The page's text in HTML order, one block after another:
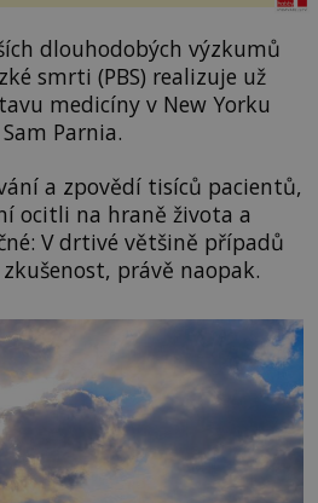
dlouhodobých výzkumů
smrti (PBS) realizuje už
medicíny v New Yorku
Parnia.
a zpovědí tisíců pacientů,
ocitli na hraně života a
V drtivé většině případů
právě naopak.